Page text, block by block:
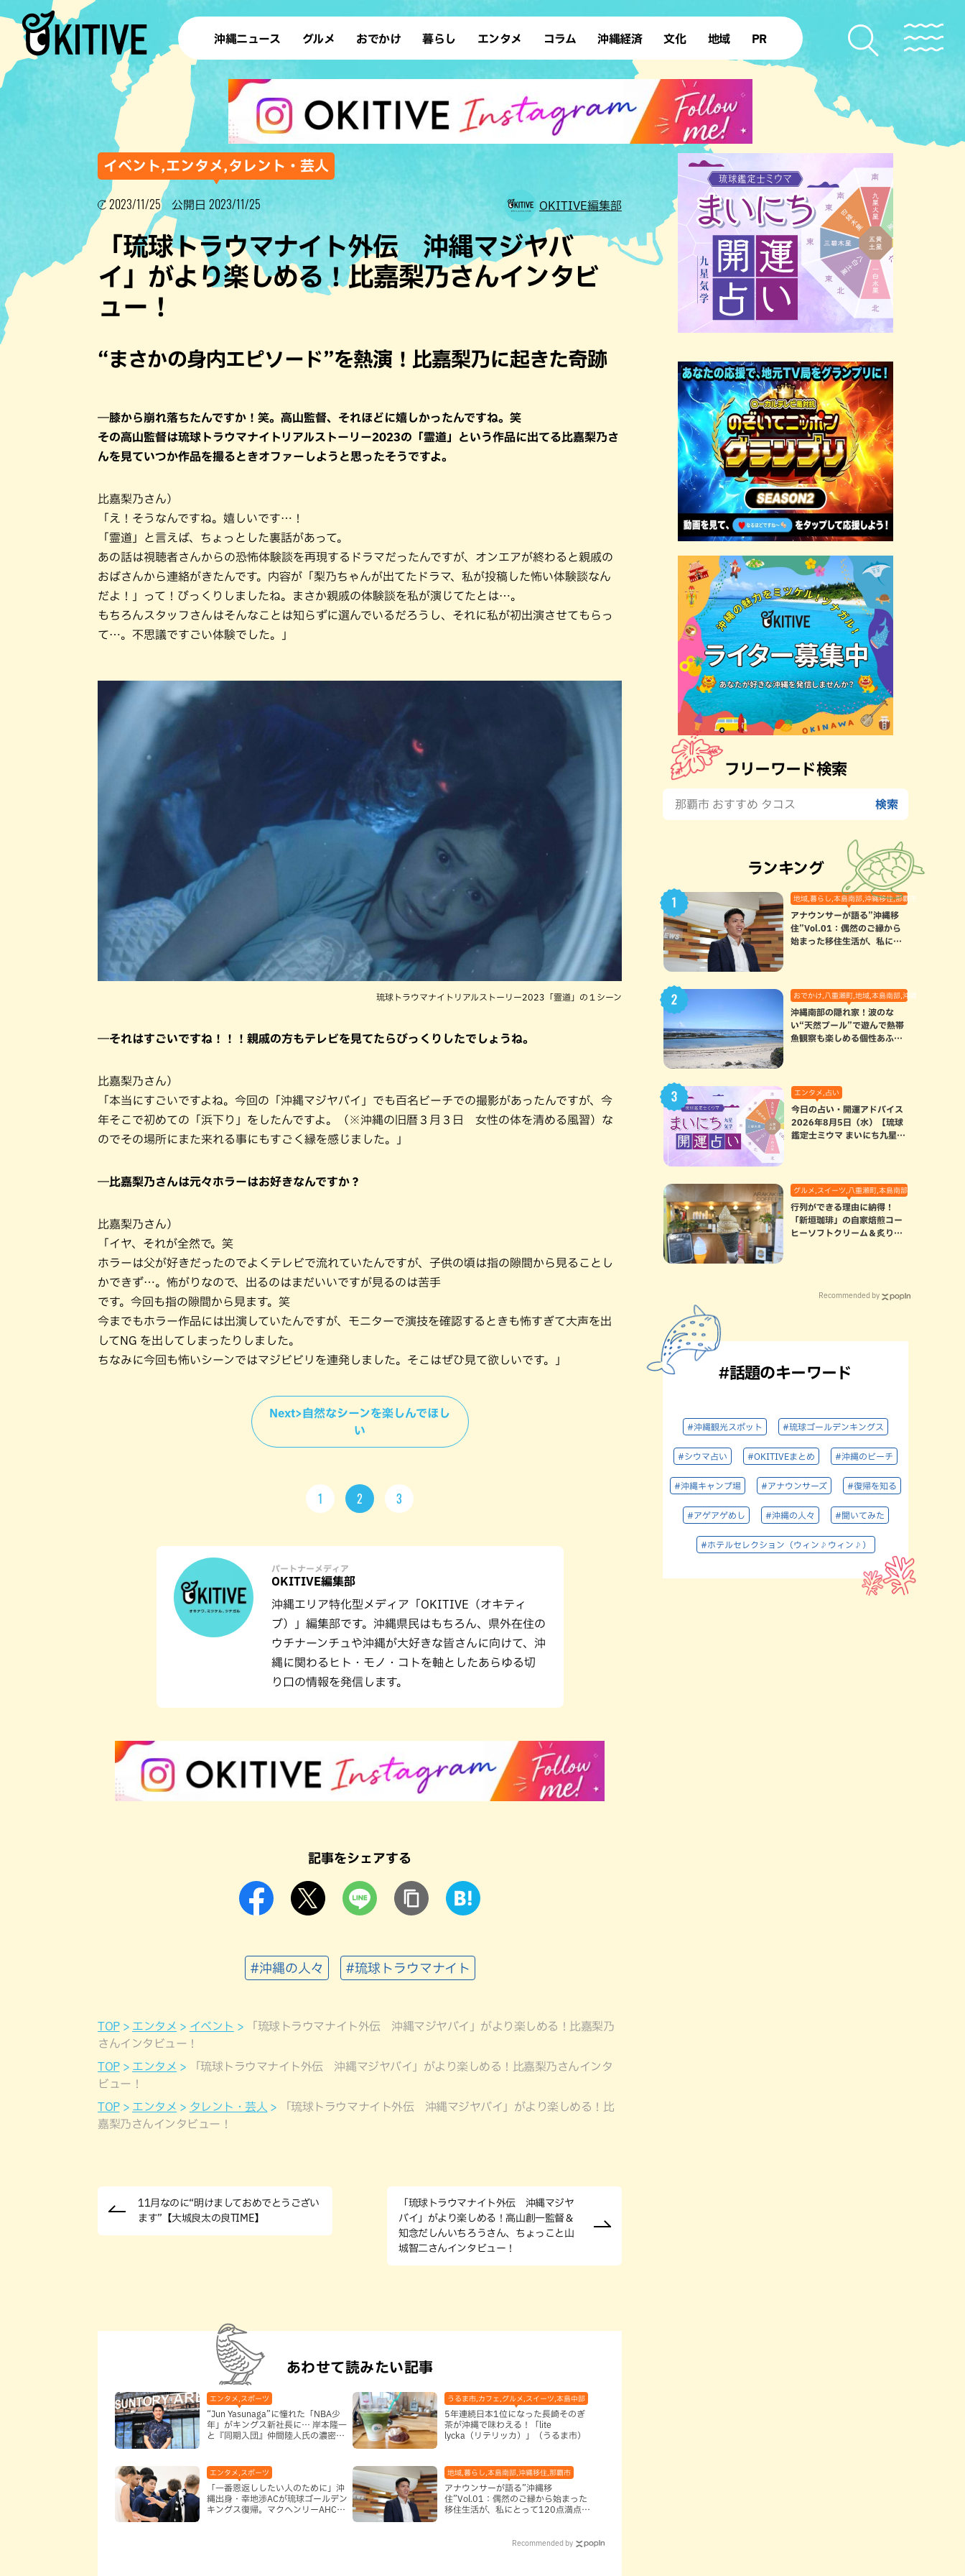
沖縄ニュース グルメ
ラーメン 沖縄そば
テイクアウト カフェ
すし・魚料理 和食・日本料理
沖縄料理
ステーキ・焼肉 焼鳥・串料理
その他の肉料理 居酒屋・バー
ブッフェ・バイキング
ハンバーガー タコス・タコライス
おでかけ
デート ドライブ
散歩 ソロ活
ホテル
サウナ 公園
沖縄の海
暮らし
レシピ SDGs
ファッション ローカルニュース
沖縄移住 沖縄旧暦行事
エンタメ
スポーツ 占い
タレント・芸人 テレビ
コラム 沖縄経済 文化
復帰50年
地域
本島北部
本島南部 先島諸島
北部離島
PR
イベント,エンタメ,タレント・芸人
2023/11/25 公開日 2023/11/25 OKITIVE編集部
「琉球トラウマナイト外伝 沖縄マジヤバ
イ」がより楽しめる！比嘉梨乃さんインタビ
ュー！
“まさかの身内エピソード”を熱演！比嘉梨乃に起きた奇跡
―膝から崩れ落ちたんですか！笑。高山監督、それほどに嬉しかったんですね。笑
その高山監督は琉球トラウマナイトリアルストーリー2023の「霊道」という作品に出てる比嘉梨乃さ
んを見ていつか作品を撮るときオファーしようと思ったそうですよ。
比嘉梨乃さん）
「え！そうなんですね。嬉しいです…！
「霊道」と言えば、ちょっとした裏話があって。
あの話は視聴者さんからの恐怖体験談を再現するドラマだったんですが、オンエアが終わると親戚の
おばさんから連絡がきたんです。内容が「梨乃ちゃんが出てたドラマ、私が投稿した怖い体験談なん
だよ！」って！びっくりしましたね。まさか親戚の体験談を私が演じてたとは…。
もちろんスタッフさんはそんなことは知らずに選んでいるだろうし、それに私が初出演させてもらっ
て…。不思議ですごい体験でした。」
琉球トラウマナイトリアルストーリー2023「霊道」の１シーン
―それはすごいですね！！！親戚の方もテレビを見てたらびっくりしたでしょうね。
比嘉梨乃さん）
「本当にすごいですよね。今回の「沖縄マジヤバイ」でも百名ビーチでの撮影があったんですが、今
年そこで初めての「浜下り」をしたんですよ。（※沖縄の旧暦３月３日 女性の体を清める風習）な
のでその場所にまた来れる事にもすごく縁を感じました。」
―比嘉梨乃さんは元々ホラーはお好きなんですか？
比嘉梨乃さん）
「イヤ、それが全然で。笑
ホラーは父が好きだったのでよくテレビで流れていたんですが、子供の頃は指の隙間から見ることし
かできず…。怖がりなので、出るのはまだいいですが見るのは苦手
です。今回も指の隙間から見ます。笑
今までもホラー作品には出演していたんですが、モニターで演技を確認するときも怖すぎて大声を出
してNG を出してしまったりしました。
ちなみに今回も怖いシーンではマジビビリを連発しました。そこはぜひ見て欲しいです。」
Next>自然なシーンを楽しんでほし
い
1 2 3
パートナーメディア
OKITIVE編集部
沖縄エリア特化型メディア「OKITIVE（オキティ
ブ）」編集部です。沖縄県民はもちろん、県外在住の
ウチナーンチュや沖縄が大好きな皆さんに向けて、沖
縄に関わるヒト・モノ・コトを軸としたあらゆる切
り口の情報を発信します。
記事をシェアする
#沖縄の人々 #琉球トラウマナイト
TOP エンタメ イベント
「琉球トラウマナイト外伝 沖縄マジヤバイ」がより楽しめる！比嘉梨乃
さんインタビュー！
TOP
エンタメ
「琉球トラウマナイト外伝 沖縄マジヤバイ」がより楽しめる！比嘉梨乃さんインタ
ビュー！
TOP
エンタメ タレント・芸人
「琉球トラウマナイト外伝 沖縄マジヤバイ」がより楽しめる！比
嘉梨乃さんインタビュー！
11月なのに“明けましておめでとうござい
ます”【大城良太の良TIME】
「琉球トラウマナイト外伝 沖縄マジヤ
バイ」がより楽しめる！高山創一監督＆
知念だしんいちろうさん、ちょっこと山
城智二さんインタビュー！
あわせて読みたい記事
エンタメ,スポーツ
“Jun Yasunaga”に憧れた「NBA少
年」がキングス新社長に… 岸本隆一
と『同期入団』仲間陸人氏の濃密な
うるま市,カフェ,グルメ,スイーツ,本島中部
5年連続日本1位になった長崎そのぎ
茶が沖縄で味わえる！「lite
lycka（リテリッカ）」（うるま市）
エンタメ,スポーツ
「一番恩返ししたい人のために」沖
縄出身・幸地渉ACが琉球ゴールデン
キングス復帰。マクヘンリーAHCに
地域,暮らし,本島南部,沖縄移住,那覇市
アナウンサーが語る”沖縄移
住”Vol.01：偶然のご縁から始まった
移住生活が、私にとって120点満点に
Recommended by
フリーワード検索
ランキング
地域,暮らし,本島南部,沖縄移住,那覇市
アナウンサーが語る”沖縄移
住”Vol.01：偶然のご縁から
始まった移住生活が、私にと
おでかけ,八重瀬町,地域,本島南部,沖縄の海,自然
沖縄南部の隠れ家！波のな
い“天然プール”で遊んで熱帯
魚観察も楽しめる個性あふれ
エンタメ,占い
今日の占い・開運アドバイス
2026年8月5日（水）【琉球
鑑定士ミウマ まいにち九星気
グルメ,スイーツ,八重瀬町,本島南部
行列ができる理由に納得！
「新垣珈琲」の自家焙煎コー
ヒーソフトクリーム＆炙りマ
Recommended by
#話題のキーワード
#沖縄観光スポット #琉球ゴールデンキングス
#シウマ占い #OKITIVEまとめ #沖縄のビーチ
#沖縄キャンプ場 #アナウンサーズ #復帰を知る
#アゲアゲめし #沖縄の人々 #聞いてみた
#ホテルセレクション（ウィン♪ウィン♪）